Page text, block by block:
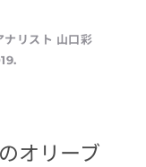
リスト 山口彩
オリーブ